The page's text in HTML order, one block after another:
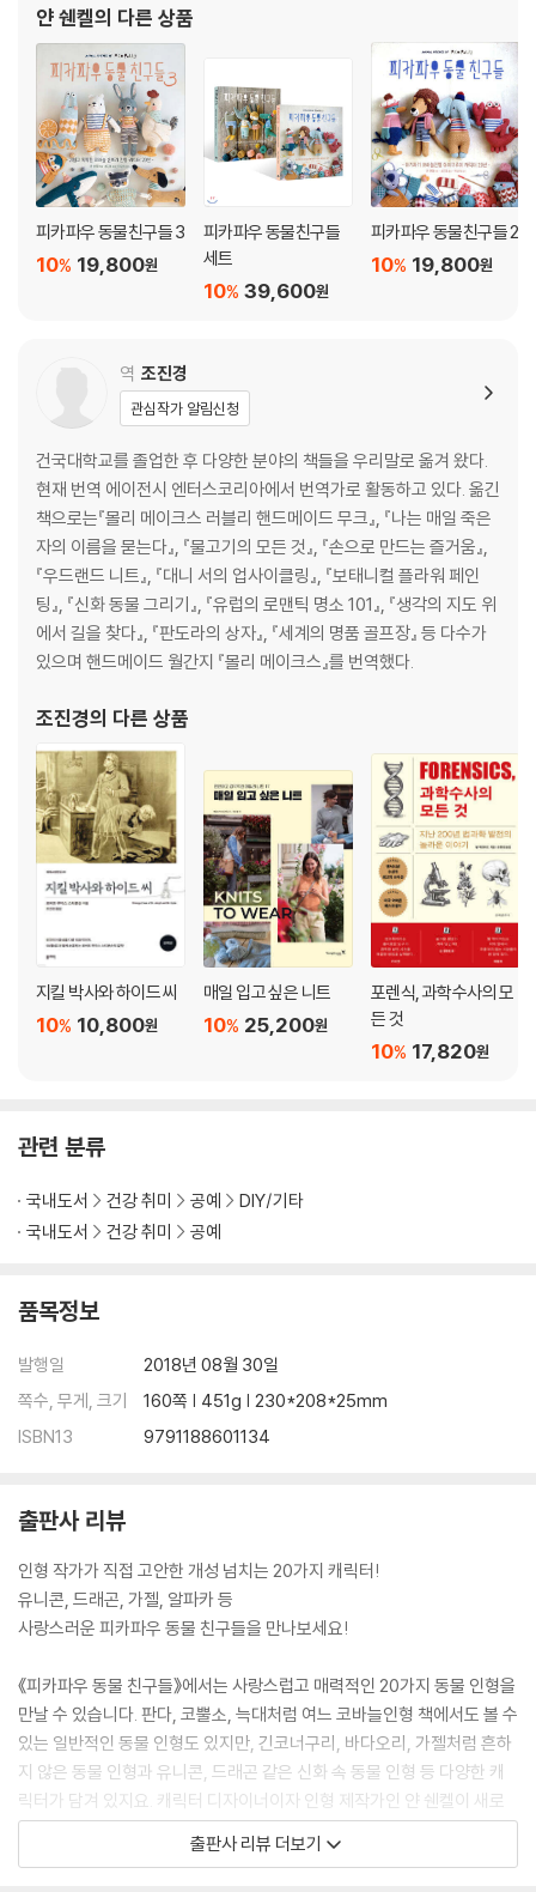
19 연필 그립
19 나이프 그립
19 실 잡기
19 뜨기법
20 매듭지은고리
21 사슬
21 기초사슬코
21 기둥코
22 코 세기
22 코바늘 넣기(코바늘을 넣는 위치)
24 평면뜨기에서(편평한 편물)
27 V-짧은뜨기와 ×-짧은뜨기의 차이
28 긴뜨기
30 한길긴뜨기
31 구슬뜨기
33 짧은 앞뒤걸어뜨기
35 코 늘리기와 코 줄이기
35 코 늘리기
36 코 줄이기
38 실고리로 원형코 만들기
40 기초사슬코로 타원형 뜨기
43 실 바꾸기(배색하기)와 연결하기
44 자카드 무늬 뜨기
45 태피스트리 뜨기
46 마무리하기
47 자수
48 편물 연결하기(바느질하기)
51 코바늘뜨기의 용어와 기호
51 설명 읽는 법
62 회색곰 한스
66 해달 머리
70 카이만 악어 르네
74 당나귀 라몬
84 치타 로사
96 오리너구리 조지
102 긴코너구리 마르코스
106 가젤 오드리
110 늑대 해리
124 바다오리 보니
128 박쥐 휴고
134 알파카 마르시아
142 잭러셀 다니엘
152 드래곤 제르트뤼드
159 감사의 글
얀 쉔켈의 다른 상품
피카파우 동물친구들 3
19,800원
10%
피카파우 동물친구들
세트
39,600원
10%
피카파우 동물친구들 2
19,800원
10%
역 조진경
관심작가 알림신청
건국대학교를 졸업한 후 다양한 분야의 책들을 우리말로 옮겨 왔다.
현재 번역 에이전시 엔터스코리아에서 번역가로 활동하고 있다. 옮긴
책으로는『몰리 메이크스 러블리 핸드메이드 무크』, 『나는 매일 죽은
자의 이름을 묻는다』, 『물고기의 모든 것』, 『손으로 만드는 즐거움』,
『우드랜드 니트』, 『대니 서의 업사이클링』, 『보태니컬 플라워 페인
팅』, 『신화 동물 그리기』, 『유럽의 로맨틱 명소 101』, 『생각의 지도 위
에서 길을 찾다』, 『판도라의 상자』, 『세계의 명품 골프장』 등 다수가
있으며 핸드메이드 월간지 『몰리 메이크스』를 번역했다.
조진경의 다른 상품
지킬 박사와 하이드 씨
10,800원
10%
매일 입고 싶은 니트
25,200원
10%
포렌식, 과학수사의 모
든 것
17,820원
10%
관련 분류
국내도서 건강 취미 공예
DIY/기타
국내도서
건강 취미 공예
품목정보
발행일
2018년 08월 30일
쪽수, 무게, 크기
160쪽 | 451g | 230*208*25mm
ISBN13
9791188601134
출판사 리뷰
인형 작가가 직접 고안한 개성 넘치는 20가지 캐릭터!
유니콘, 드래곤, 가젤, 알파카 등
사랑스러운 피카파우 동물 친구들을 만나보세요!
《피카파우 동물 친구들》에서는 사랑스럽고 매력적인 20가지 동물 인형을
만날 수 있습니다. 판다, 코뿔소, 늑대처럼 여느 코바늘인형 책에서도 볼 수
있는 일반적인 동물 인형도 있지만, 긴코너구리, 바다오리, 가젤처럼 흔하
지 않은 동물 인형과 유니콘, 드래곤 같은 신화 속 동물 인형 등 다양한 캐
릭터가 담겨 있지요. 캐릭터 디자이너이자 인형 제작가인 얀 쉔켈이 새로
만든 캐릭터들 중 20개를 선별하여 코바늘로 만들 수 있도록 특별히 디자
출판사 리뷰 더보기